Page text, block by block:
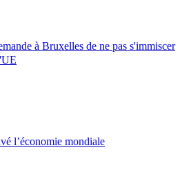
à Bruxelles de ne pas s'immiscer
l’économie mondiale